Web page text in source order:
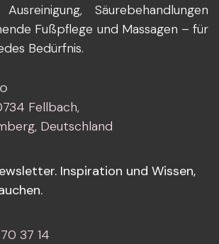
Säurebehandlungen
Fußpflege und Massagen – für
Bedürfnis.
Fellbach,
Deutschland
Inspiration und Wissen,
37 14